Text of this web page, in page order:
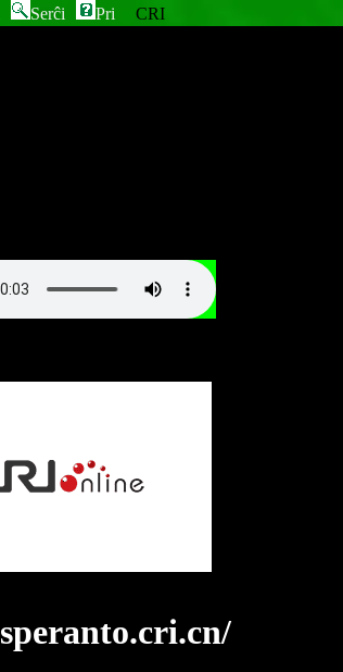
Serĉi Pri CRI